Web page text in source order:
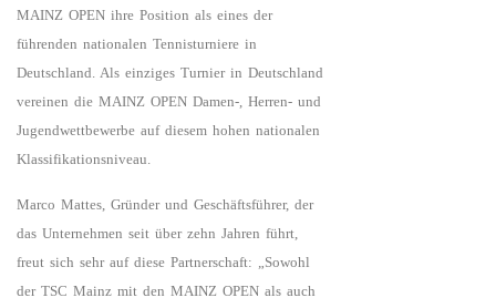
MAINZ OPEN ihre Position als eines der
führenden nationalen Tennisturniere in
Deutschland. Als einziges Turnier in Deutschland
vereinen die MAINZ OPEN Damen-, Herren- und
Jugendwettbewerbe auf diesem hohen nationalen
Klassifikationsniveau.
Marco Mattes, Gründer und Geschäftsführer, der
das Unternehmen seit über zehn Jahren führt,
freut sich sehr auf diese Partnerschaft: „Sowohl
der TSC Mainz mit den MAINZ OPEN als auch